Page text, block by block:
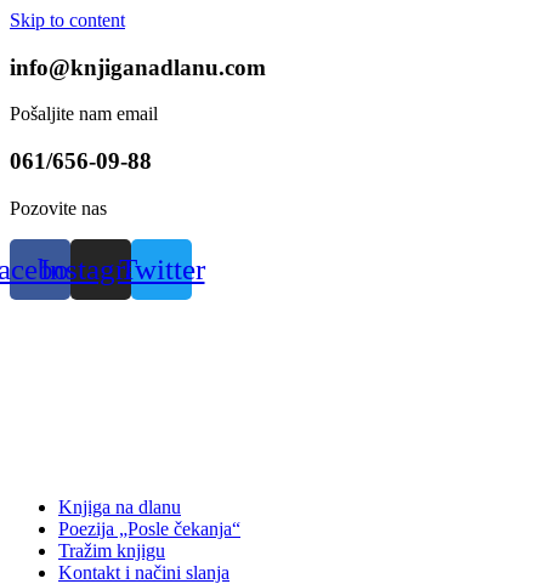
Skip to content
info@knjiganadlanu.com
Pošaljite nam email
061/656-09-88
Pozovite nas
InstagramTwitter
Knjiga na dlanu
Poezija „Posle čekanja“
Tražim knjigu
Kontakt i načini slanja